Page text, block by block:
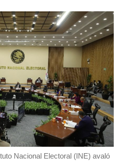
Nacional Electoral (INE) avaló